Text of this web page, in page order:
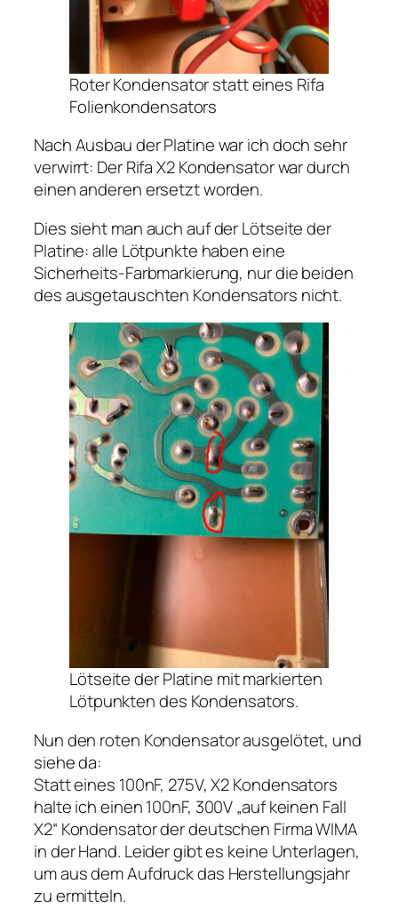
Roter Kondensator statt eines Rifa
Folienkondensators
Nach Ausbau der Platine war ich doch sehr
verwirrt: Der Rifa X2 Kondensator war durch
einen anderen ersetzt worden.
Dies sieht man auch auf der Lötseite der
Platine: alle Lötpunkte haben eine
Sicherheits-Farbmarkierung, nur die beiden
des ausgetauschten Kondensators nicht.
Lötseite der Platine mit markierten
Lötpunkten des Kondensators.
Nun den roten Kondensator ausgelötet, und
siehe da:
Statt eines 100nF, 275V, X2 Kondensators
halte ich einen 100nF, 300V „auf keinen Fall
X2“ Kondensator der deutschen Firma WIMA
in der Hand. Leider gibt es keine Unterlagen,
um aus dem Aufdruck das Herstellungsjahr
zu ermitteln.